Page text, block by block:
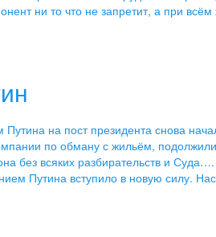
ни то что не запретит, а при
на пост президента снова
по обману с жильём,
без всяких разбирательств и
Путина вступило в новую силу.